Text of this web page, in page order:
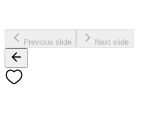
Previous slide Next slide